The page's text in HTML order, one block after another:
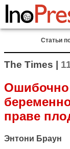
Статьи
The Times |
праве
Энтони Браун